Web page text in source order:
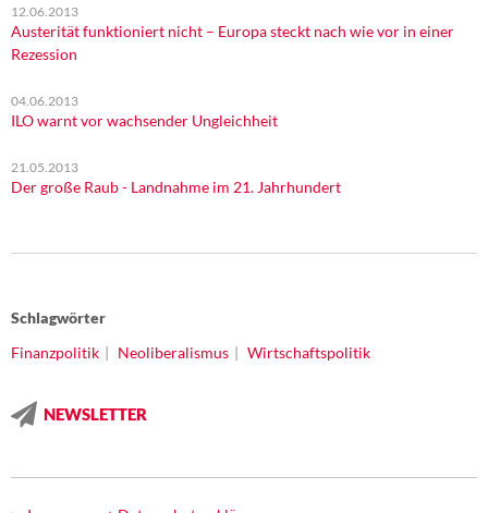
12.06.2013
Austerität funktioniert nicht – Europa steckt nach wie vor in einer
Rezession
04.06.2013
ILO warnt vor wachsender Ungleichheit
21.05.2013
Der große Raub - Landnahme im 21. Jahrhundert
Schlagwörter
Finanzpolitik
Neoliberalismus Wirtschaftspolitik
NEWSLETTER